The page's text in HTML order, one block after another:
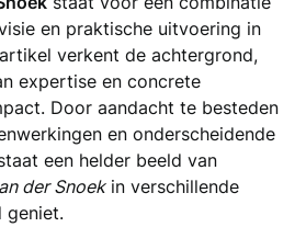
en praktische uitvoering in
verkent de achtergrond,
expertise en concrete
Door aandacht te besteden
en onderscheidende
een helder beeld van
der Snoekin verschillende
geniet.